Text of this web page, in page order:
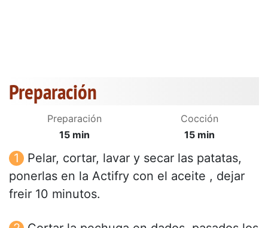
Preparación
Preparación
15 min
Cocción
15 min
Pelar, cortar, lavar y secar las patatas,
ponerlas en la Actifry con el aceite , dejar
freir 10 minutos.